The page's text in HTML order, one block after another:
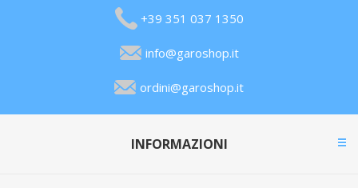
+39 351 037 1350
info@garoshop.it
ordini@garoshop.it
INFORMAZIONI